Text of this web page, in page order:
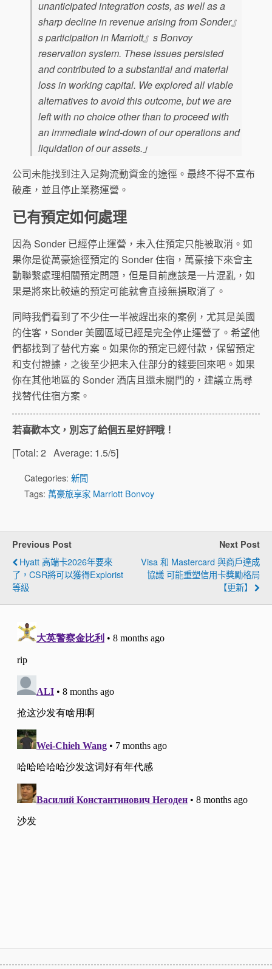
unanticipated integration costs, as well as a
sharp decline in revenue arising from Sonder』
s participation in Marriott』s Bonvoy
reservation system. These issues persisted
and contributed to a substantial and material
loss in working capital. We explored all viable
alternatives to avoid this outcome, but we are
left with no choice other than to proceed with
an immediate wind-down of our operations and
liquidation of our assets.」
公司未能找到注入足夠流動資金的途徑。最終不得不宣布
破產，並且停止業務運營。
已有預定如何處理
因為 Sonder 已經停止運營，未入住預定只能被取消。如
果你是從萬豪途徑預定的 Sonder 住宿，萬豪接下來會主
動聯繫處理相關預定問題，但是目前應該是一片混亂，如
果是將來比較遠的預定可能就會直接無損取消了。
同時我們看到了不少住一半被趕出來的案例，尤其是美國
的住客，Sonder 美國區域已經是完全停止運營了。希望他
們都找到了替代方案。如果你的預定已經付款，保留預定
和支付證據，之後至少把未入住部分的錢要回來吧。如果
你在其他地區的 Sonder 酒店且還未關門的，建議立馬尋
找替代住宿方案。
若喜歡本文，別忘了給個五星好評哦！
[Total: 2 Average: 1.5/5]
Categories: 新聞
Tags: 萬豪旅享家 Marriott Bonvoy
Previous Post
Hyatt 高端卡2026年要來
了，CSR將可以獲得Explorist
等級
Next Post
Visa 和 Mastercard 與商戶達成
協議 可能重塑信用卡獎勵格局
【更新】